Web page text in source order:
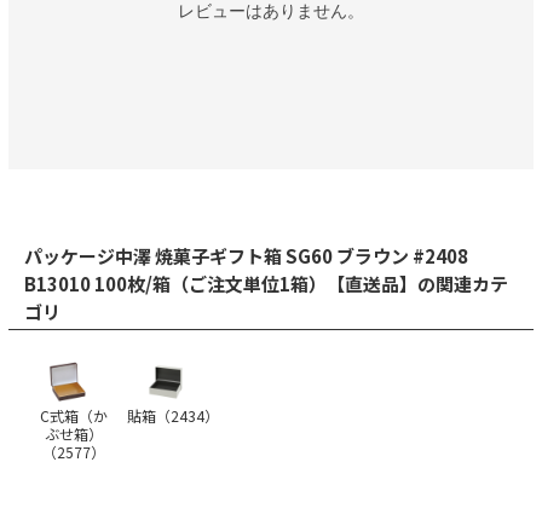
レビューはありません。
パッケージ中澤 焼菓子ギフト箱 SG60 ブラウン #2408
B13010 100枚/箱（ご注文単位1箱）【直送品】の関連カテ
ゴリ
C式箱（か
ぶせ箱）
（2577）
貼箱（2434）